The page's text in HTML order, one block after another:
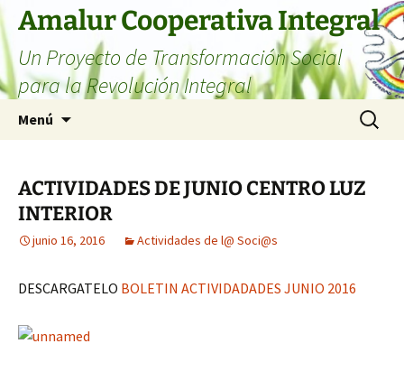
Amalur Cooperativa Integral
Un Proyecto de Transformación Social
para la Revolución Integral
Menú
ACTIVIDADES DE JUNIO CENTRO LUZ
INTERIOR
junio 16, 2016 Actividades de l@ Soci@s
DESCARGATELO BOLETIN ACTIVIDADADES JUNIO 2016